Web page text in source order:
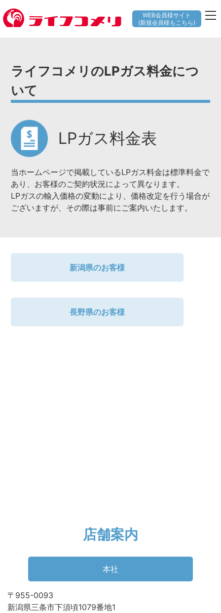
WEB会員様サイト
(新規会員様もこちら)
LPガス料金表
当ホームページで掲載しているLPガス料金は標準料金で
あり、お客様のご契約状況によって異なります。
LPガスの輸入価格の変動により、価格改定を行う場合が
ございますが、その際は事前にご案内いたします。
ライフコメリのLPガス料金につ
いて
新潟県のお客様
長野県のお客様
店舗案内
本社
〒955-0093
新潟県三条市下須頃1079番地1